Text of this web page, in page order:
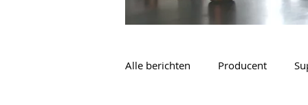
Alle berichten Producent